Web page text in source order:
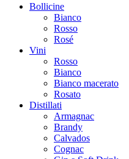
Bollicine
Bianco
Rosso
Rosé
Vini
Rosso
Bianco
Bianco macerato
Rosato
Distillati
Armagnac
Brandy
Calvados
Cognac